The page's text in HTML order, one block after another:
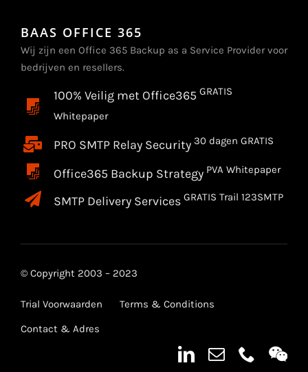
BAAS OFFICE 365
Wij zijn een Office 365 Backup as a Service Provider voor
bedrijven en resellers.
100% Veilig met Office365 GRATIS
Whitepaper
PRO SMTP Relay Security 30 dagen GRATIS
Office365 Backup Strategy PVA Whitepaper
SMTP Delivery Services GRATIS Trail 123SMTP
© Copyright 2003 – 2023
Trial Voorwaarden
Terms & Conditions
Contact & Adres